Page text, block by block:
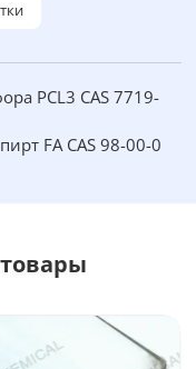
PCL3 CAS 7719-
FA CAS 98-00-0